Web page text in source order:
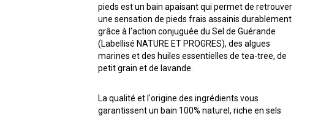
pieds est un bain apaisant qui permet de retrouver
une sensation de pieds frais assainis durablement
grâce à l'action conjuguée du Sel de Guérande
(Labellisé NATURE ET PROGRES), des algues
marines et des huiles essentielles de tea-tree, de
petit grain et de lavande.
La qualité et l'origine des ingrédients vous
garantissent un bain 100% naturel, riche en sels